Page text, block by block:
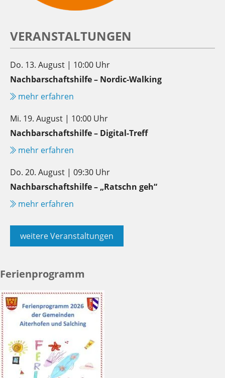
VERANSTALTUNGEN
Do. 13. August | 10:00 Uhr
Nachbarschaftshilfe – Nordic-Walking
mehr erfahren
Mi. 19. August | 10:00 Uhr
Nachbarschaftshilfe – Digital-Treff
mehr erfahren
Do. 20. August | 09:30 Uhr
Nachbarschaftshilfe – „Ratschn geh“
mehr erfahren
weitere Veranstaltungen
Ferienprogramm